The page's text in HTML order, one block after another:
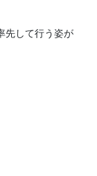
先して行う姿が